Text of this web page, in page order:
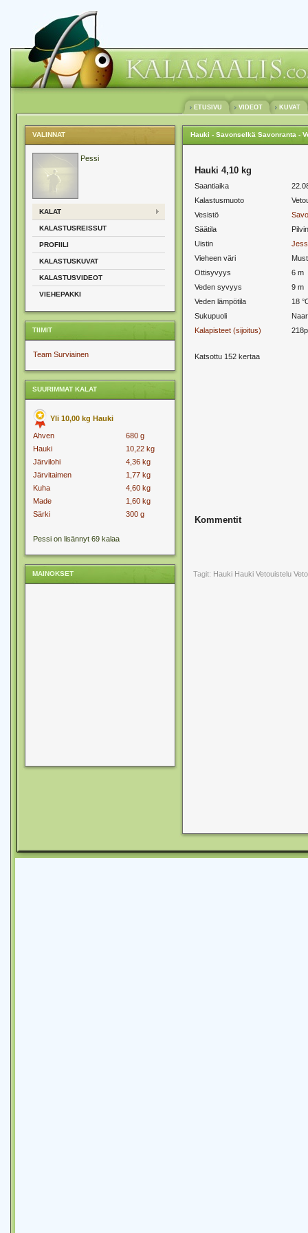
ETUSIVU VIDEOT KUVAT
VALINNAT
Pessi
KALAT
KALASTUSREISSUT
PROFIILI
KALASTUSKUVAT
KALASTUSVIDEOT
VIEHEPAKKI
TIIMIT
Team Surviainen
SUURIMMAT KALAT
Yli 10,00 kg Hauki
Ahven
680 g
Hauki
10,22 kg
Järvilohi
4,36 kg
Järvitaimen
1,77 kg
Kuha
4,60 kg
Made
1,60 kg
Särki
300 g
Pessi on lisännyt 69 kalaa
MAINOKSET
Hauki - Savonselkä Savonranta -
Hauki 4,10 kg
Saantiaika
Kalastusmuoto
Vesistö
Säätila
Uistin
Vieheen väri
Ottisyvyys
6 m
Veden syvyys
9 m
Veden lämpötila
18
Sukupuoli
Kalapisteet (sijoitus)
Katsottu 152 kertaa
Kommentit
Tagit: Hauki Hauki Vetouistelu